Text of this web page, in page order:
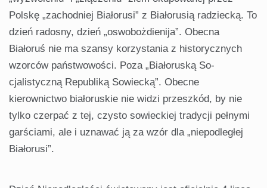
Polskę „zachodniej Białorusi” z Białorusią radziecką. To
dzień radosny, dzień „oswobożdienija”. Obecna
Białoruś nie ma szansy korzystania z historycznych
wzorców państwowości. Poza „Białoruską So­
cjalistyczną Republiką Sowiecką”. Obecne
kierownictwo białoruskie nie widzi przeszkód, by nie
tylko czerpać z tej, czysto sowieckiej tradycji pełny­mi
garściami, ale i uznawać ją za wzór dla „niepodległej
Białorusi”.